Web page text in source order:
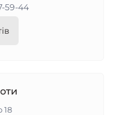
59-44
18